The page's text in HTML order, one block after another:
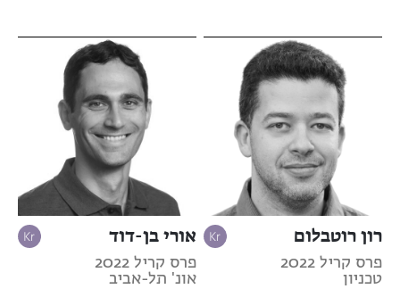
רון רוטבלום
פרס קריל 2022
טכניון
אורי בן-דוד
פרס קריל 2022
אונ' תל-אביב